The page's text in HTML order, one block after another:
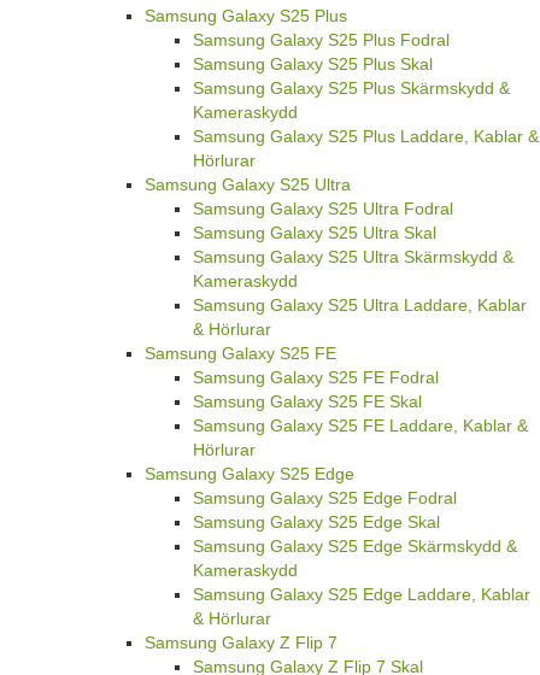
Samsung Galaxy S25 Plus
Samsung Galaxy S25 Plus Fodral
Samsung Galaxy S25 Plus Skal
Samsung Galaxy S25 Plus Skärmskydd &
Kameraskydd
Samsung Galaxy S25 Plus Laddare, Kablar &
Hörlurar
Samsung Galaxy S25 Ultra
Samsung Galaxy S25 Ultra Fodral
Samsung Galaxy S25 Ultra Skal
Samsung Galaxy S25 Ultra Skärmskydd &
Kameraskydd
Samsung Galaxy S25 Ultra Laddare, Kablar
& Hörlurar
Samsung Galaxy S25 FE
Samsung Galaxy S25 FE Fodral
Samsung Galaxy S25 FE Skal
Samsung Galaxy S25 FE Laddare, Kablar &
Hörlurar
Samsung Galaxy S25 Edge
Samsung Galaxy S25 Edge Fodral
Samsung Galaxy S25 Edge Skal
Samsung Galaxy S25 Edge Skärmskydd &
Kameraskydd
Samsung Galaxy S25 Edge Laddare, Kablar
& Hörlurar
Samsung Galaxy Z Flip 7
Samsung Galaxy Z Flip 7 Skal